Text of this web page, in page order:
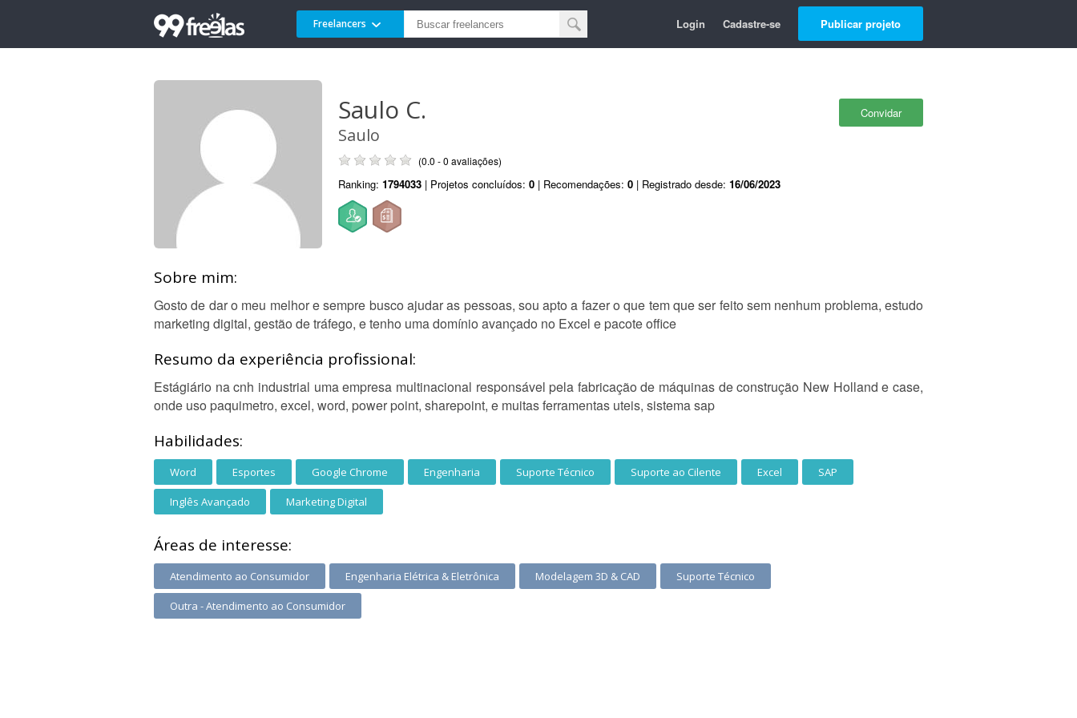
Freelancers Login Cadastre-se Publicar projeto
Convidar
Saulo C.
Saulo
(0.0 - 0 avaliações)
Ranking: 1794033 | Projetos concluídos: 0 | Recomendações: 0 | Registrado desde: 16/06/2023
Sobre mim:
Gosto de dar o meu melhor e sempre busco ajudar as pessoas, sou apto a fazer o que tem que ser feito sem nenhum problema, estudo
marketing digital, gestão de tráfego, e tenho uma domínio avançado no Excel e pacote office
Resumo da experiência profissional:
Estágiário na cnh industrial uma empresa multinacional responsável pela fabricação de máquinas de construção New Holland e case,
onde uso paquimetro, excel, word, power point, sharepoint, e muitas ferramentas uteis, sistema sap
Habilidades:
Word Esportes Google Chrome Engenharia Suporte Técnico Suporte ao Cilente Excel SAP
Inglês Avançado Marketing Digital
Áreas de interesse:
Atendimento ao Consumidor Engenharia Elétrica & Eletrônica Modelagem 3D & CAD Suporte Técnico
Outra - Atendimento ao Consumidor